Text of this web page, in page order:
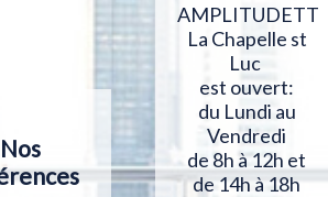
Nos
AMPLITUDETT
La Chapelle st
Luc
est ouvert:
du Lundi au
Vendredi
de 8h à 12h et
de 14h à 18h